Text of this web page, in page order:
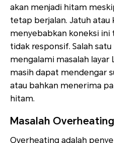
akan menjadi hitam
tetap berjalan. Jatuh atau
menyebabkan koneksi
tidak responsif. Salah
mengalami masalah layar
masih dapat mendengar
atau bahkan menerima
hitam.
Masalah Overheating
Overheating adalah